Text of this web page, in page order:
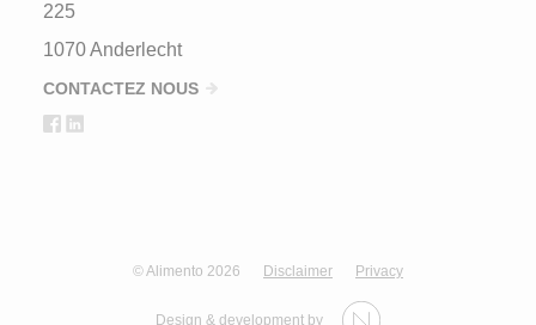
225
1070 Anderlecht
CONTACTEZ NOUS
© Alimento 2026 Disclaimer Privacy
Design & development by